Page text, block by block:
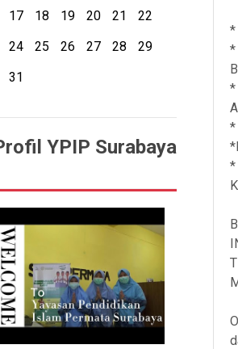
17 18 19 20 21
22
24 25 26 27 28
29
31
YPIP Surabaya
*
*
*
*
*